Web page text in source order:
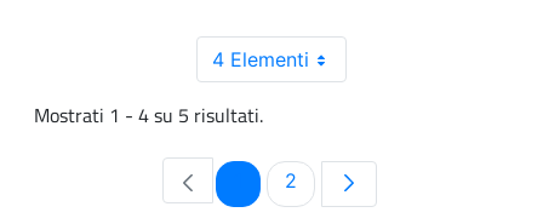
4 Elementi
Mostrati 1 - 4 su 5 risultati.
PaginaPagina
2